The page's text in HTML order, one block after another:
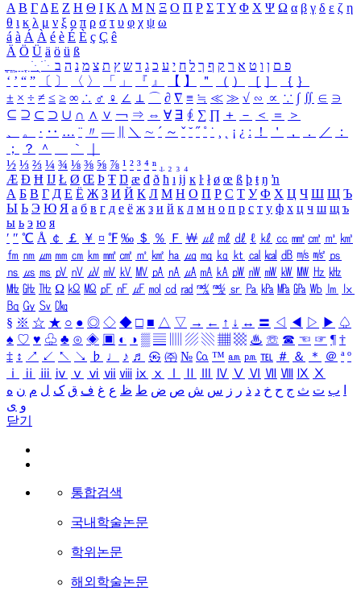
Α Β ΓΔ Ε Ζ Η Θ Ι ΚΛ Μ Ν Ξ Ο Π Ρ Σ ΤΥ Φ Χ Ψ Ω α β γ δ ε ζ η
θ ι κ λ μ ν ξ ο π ρ σ τ υ φ χ ψ ω
á à Á À é è É È ç Ç ê
Ä Ö Ü ä ö ü ß
ִֶֹ ֻּ ׁׂ פ ם ן ו ט א ר ק ף ך ל ח י ע כ ג ד ש ץ ת צ מ נ ה ב
‘ ’ “ ” 〔 〕 〈 〉 「 」 『 』 【 】 ＂ （ ） ［ ］ ｛ ｝
± × ÷ ≠ ≤ ≥ ∞ ∴ ♂ ♀ ∠ ⊥ ⌒ ∂ ∇ ≡ ≒ ≪ ≫ √ ∽ ∝ ∵ ∫ ∬ ∈ ∋
⊆ ⊇ ⊂ ⊃ ∪ ∩ ∧ ∨ ￢ ⇒ ⇔ ∀ ∃ ∮ ∑ ∏ ＋ － ＜ ＝
＞
、
。 · ‥ … ¨ 〃 ― ＼ ∼ ´ ～ ˇ ˘ ˝ ˚ ˙ ¸ ¡ ¿ ː ！ ＇ ， ． ／
：
；
？ ＾ ｀
½ ⅓ ⅔ ¼ ¾ ⅛ ⅜ ⅝ ⅞ ¹ ² ³ ⁴ ⁿ ₁ ₂ ₃ ₄
Æ Ð Ħ Ĳ Ł Ø Œ Þ Ŧ Ŋ æ đ ð ħ ı ĳ ĸ ŀ ł ø œ ß þ ŧ ŋ ŉ
А Б В Г Д Е Ё Ж З И Й К Л М Н О П Р С Т У Ф Х Ц Ч Ш Щ Ъ
Ы Ь Э Ю Я а б в г д е ё ж з и й к л м н о п р с т у ф х ц ч ш щ ъ
ы ь э ю я
′ ″ ℃ Å ￠ ￡ ￥ ¤ ℉ ‰ ＄ ％ Ｆ ￦ ㎕ ㎖ ㎗ ℓ ㎘ ㏄ ㎣ ㎤ ㎥ ㎦
㎙ ㎚ ㎛ ㎜ ㎝ ㎞ ㎟ ㎠ ㎡ ㎢ ㏊ ㎍ ㎎ ㎏ ㏏ ㎈ ㎉ ㏈ ㎧ ㎨ ㎰
㎱ ㎲ ㎳ ㎴ ㎵ ㎶ ㎷ ㎸ ㎹ ㎀ ㎁ ㎂ ㎃ ㎄ ㎺ ㎻ ㎽ ㎾ ㎿ ㎐ ㎑
㎒ ㎓ ㎔ Ω ㏀ ㏁ ㎊ ㎋ ㎌ ㏖ ㏅ ㎭ ㎮ ㎯ ㏛ ㎩ ㎪ ㎫ ㎬ ㏝ ㏐
㏓
㏃ ㏉ ㏜ ㏆
§ ※ ☆ ★ ○ ● ◎ ◇ ◆ □ ■ △ ▽ → ← ↑ ↓ ↔ 〓 ◁ ◀ ▷ ▶ ♤
♠ ♡ ♥ ♧ ♣ ⊙ ◈ ▣ ◐ ◑ ▒ ▤ ▨ ▧ ▦ ▩ ♨ ☏ ☎ ☜ ☞ ¶ †
‡ ↕ ↗ ↙ ↖ ↘ ♭ ♩ ♪ ♬ ㉿ ㈜ № ㏇ ™ ㏂ ㏘ ℡ ＃ ＆ ＊ ＠ ª º
ⅰ
ⅱ ⅲ ⅳ ⅴ ⅵ ⅶ ⅷ ⅸ ⅹ Ⅳ Ⅴ Ⅵ Ⅶ Ⅷ Ⅸ Ⅹ
ب ت ث ج ح خ د ذ ر ز س ش ص ض ط ظ ع غ ف ق ک ل م ن ه
و ی
닫기
통합검색
국내학술논문
학위논문
해외학술논문